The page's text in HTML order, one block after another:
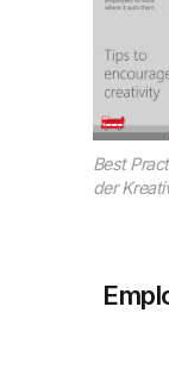
Best
der